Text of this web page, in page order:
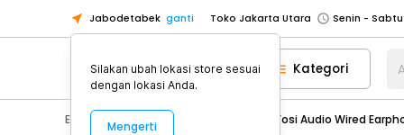
Jabodetabek ganti Toko Jakarta Utara
Toko Tangerang
Toko Cikupa
Pick n Go Jakarta Barat
Senin -
Pick n Go Bekasi
Senin - Jumat
Kategori
Electronic Audio Fosi Audio Wired
Silakan ubah lokasi store sesuai
dengan lokasi Anda.
Mengerti